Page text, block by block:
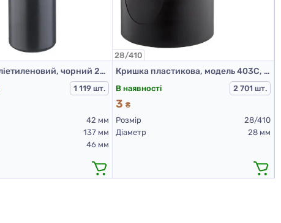
Флакон поліетиленовий, чорний 200 мл, 508А (пластикові флакони 200 мл)
1 119 шт.
42 мм
137 мм
46 мм
28/410
Кришка пластикова, модель 403С, 28/410, гладка, Чорна
В наявності 2 701 шт.
3 ₴
Розмір
28/410
Діаметр
28 мм